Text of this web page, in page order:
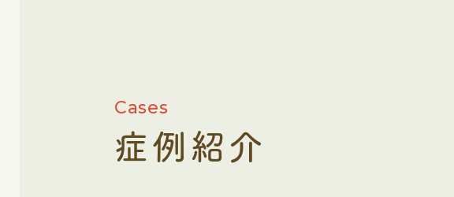
Cases
症例紹介